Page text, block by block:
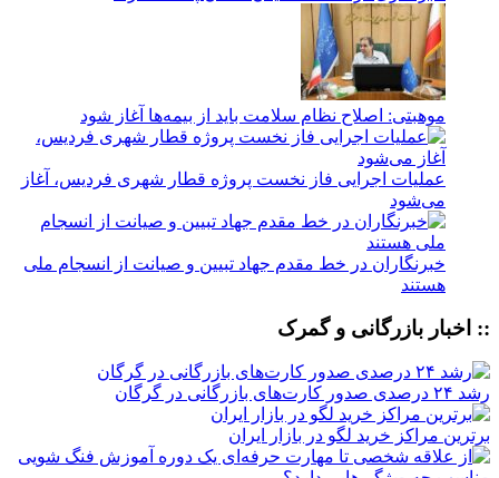
موهبتی: اصلاح نظام سلامت باید از بیمه‌ها آغاز شود
عملیات اجرایی فاز نخست پروژه قطار شهری فردیس، آغاز
می‌شود
خبرنگاران در خط مقدم جهاد تبیین و صیانت از انسجام ملی
هستند
:: اخبار بازرگانی و گمرک
رشد ۲۴ درصدی صدور کارت‌های بازرگانی در گرگان
برترین مراکز خرید لگو در بازار ایران